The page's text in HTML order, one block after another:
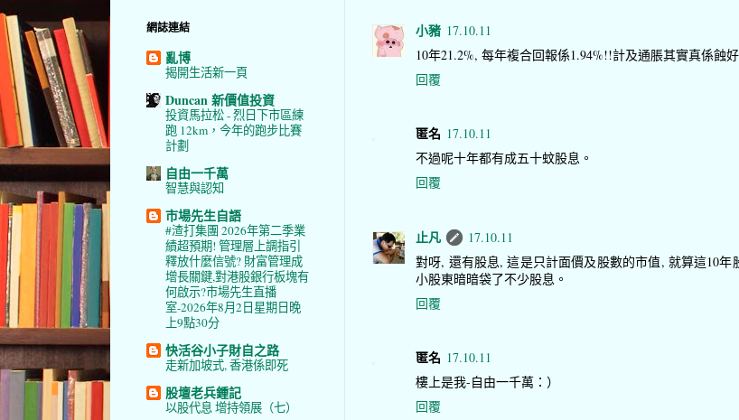
小豬 17.10.11
10年21.2%, 每年複合回報係1.94%!!計及通脹其實真係蝕
回覆
匿名 17.10.11
不過呢十年都有成五十蚊股息。
回覆
止凡
17.10.11
對呀, 還有股息, 這是只計面價及股數的市值, 就算這10年
小股東暗暗袋了不少股息。
回覆
匿名 17.10.11
樓上是我-自由一千萬：）
回覆
網誌連結
亂博
揭開生活新一頁
Duncan 新價值投資
投資馬拉松 - 烈日下市區練
跑 12km，今年的跑步比賽
計劃
自由一千萬
智慧與認知
市場先生自語
#渣打集團 2026年第二季業
績超預期! 管理層上調指引
釋放什麼信號? 財富管理成
增長關鍵,對港股銀行板塊有
何啟示?市場先生直播
室-2026年8月2日星期日晚
上9點30分
快活谷小子財自之路
走新加坡式, 香港係即死
股壇老兵鍾記
以股代息 增持領展（七）